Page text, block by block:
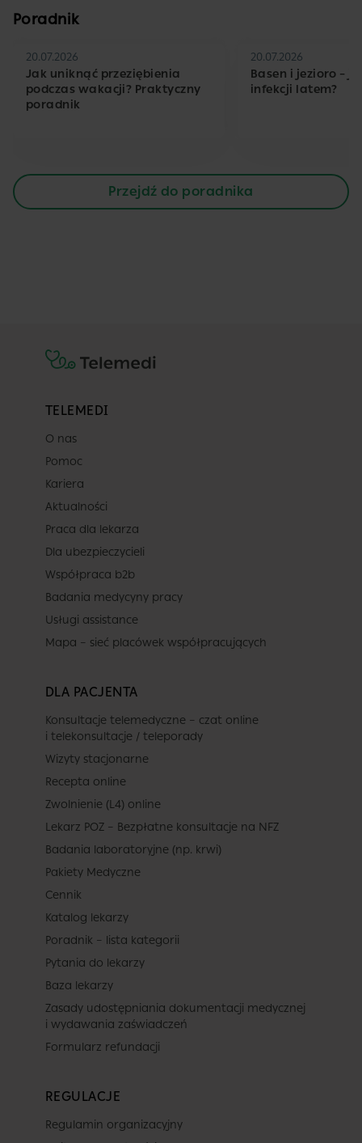
Poradnik
20.07.2026
Jak uniknąć przeziębienia
podczas wakacji? Praktyczny
poradnik
20.07.2026
Basen i jezioro –
infekcji latem?
Przejdź do poradnika
TELEMEDI
O nas
Pomoc
Kariera
Aktualności
Praca dla lekarza
Dla ubezpieczycieli
Współpraca b2b
Badania medycyny pracy
Usługi assistance
Mapa – sieć placówek współpracujących
DLA PACJENTA
Konsultacje telemedyczne – czat online
i telekonsultacje / teleporady
Wizyty stacjonarne
Recepta online
Zwolnienie (L4) online
Lekarz POZ – Bezpłatne konsultacje na NFZ
Badania laboratoryjne (np. krwi)
Pakiety Medyczne
Cennik
Katalog lekarzy
Poradnik – lista kategorii
Pytania do lekarzy
Baza lekarzy
Zasady udostępniania dokumentacji medycznej
i wydawania zaświadczeń
Formularz refundacji
REGULACJE
Regulamin organizacyjny